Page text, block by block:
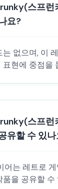
스프런
요?
는 없으며, 이
표현에 중점을
스프런
유할 수 있
어는 레트로
품을 공유할 수